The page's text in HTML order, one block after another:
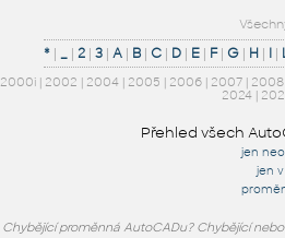
* | _ |2 |3 |A | B |C | D | E | F|G | H | I |
2000i| 2002 | 2004| 2005 | 2006| 2007| 2008
2024|
Přehled všech
jen
jen
Chybějící proměnná AutoCADu? Chybějící